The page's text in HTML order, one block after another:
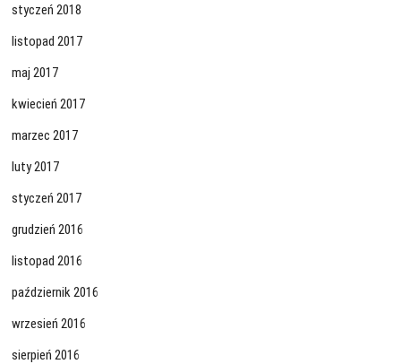
styczeń 2018
listopad 2017
maj 2017
kwiecień 2017
marzec 2017
luty 2017
styczeń 2017
grudzień 2016
listopad 2016
październik 2016
wrzesień 2016
sierpień 2016